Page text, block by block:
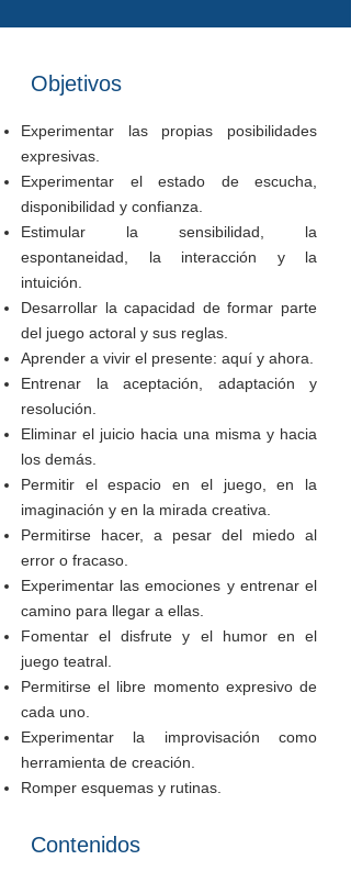
Objetivos
Experimentar las propias posibilidades
expresivas.
Experimentar el estado de escucha,
disponibilidad y confianza.
Estimular la sensibilidad, la
espontaneidad, la interacción y la
intuición.
Desarrollar la capacidad de formar parte
del juego actoral y sus reglas.
Aprender a vivir el presente: aquí y ahora.
Entrenar la aceptación, adaptación y
resolución.
Eliminar el juicio hacia una misma y hacia
los demás.
Permitir el espacio en el juego, en la
imaginación y en la mirada creativa.
Permitirse hacer, a pesar del miedo al
error o fracaso.
Experimentar las emociones yentrenar el
camino para llegar a ellas.
Fomentar el disfrute y el humor en el
juego teatral.
Permitirse el libre momento expresivo de
cada uno.
Experimentar la improvisación como
herramienta de creación.
Romper esquemas y rutinas.
Contenidos